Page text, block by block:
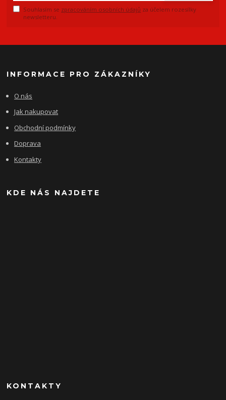
Souhlasím se zpracováním osobních údajů za účelem rozesílky
newsletteru.
INFORMACE PRO ZÁKAZNÍKY
O nás
Jak nakupovat
Obchodní podmínky
Doprava
Kontakty
KDE NÁS NAJDETE
KONTAKTY